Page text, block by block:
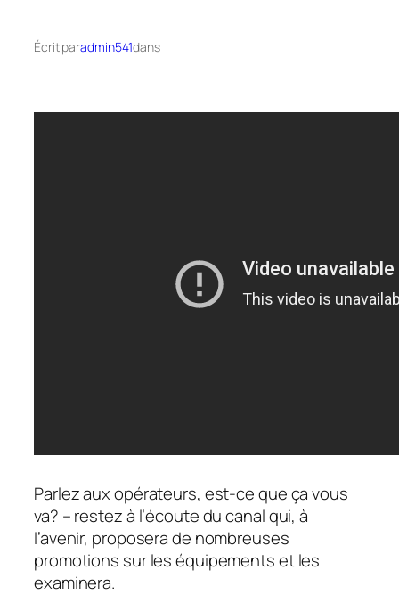
Écrit paradmin541dans
Parlez aux opérateurs, est-ce que ça vous
va? – restez à l’écoute du canal qui, à
l’avenir, proposera de nombreuses
promotions sur les équipements et les
examinera.